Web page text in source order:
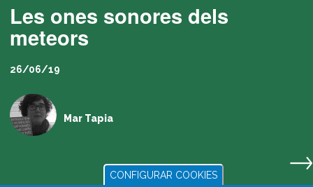
Les ones sonores dels
meteors
26/06/19
Mar Tapia
CONFIGURAR COOKIES